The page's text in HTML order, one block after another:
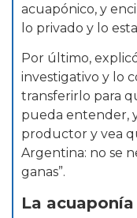
acuapónico, y
lo privado y lo
Por último,
investigativo y lo
transferirlo para
pueda entender,
productor y vea
Argentina: no se
ganas”.
La acuaponía